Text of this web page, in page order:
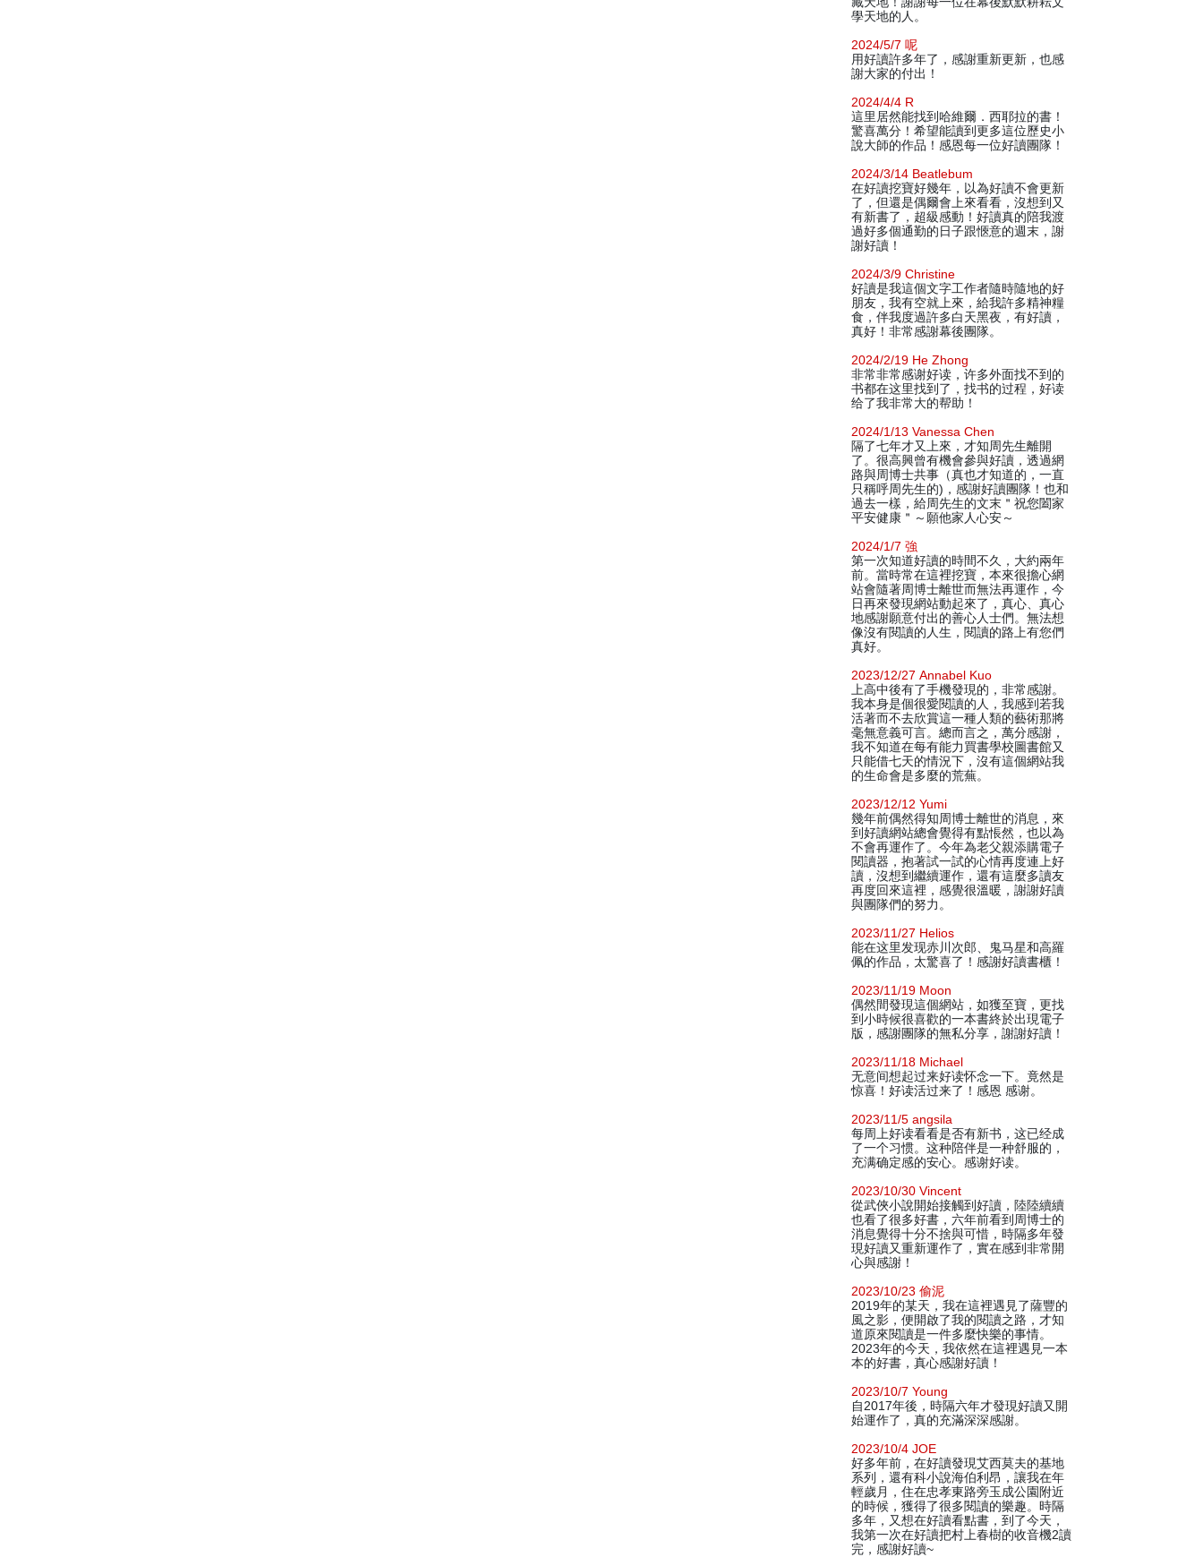
學天地的人。
2024/5/7 呢
用好讀許多年了，感謝重新更新，也感
謝大家的付出！
2024/4/4 R
這里居然能找到哈維爾．西耶拉的書！
驚喜萬分！希望能讀到更多這位歷史小
說大師的作品！感恩每一位好讀團隊！
2024/3/14 Beatlebum
在好讀挖寶好幾年，以為好讀不會更新
了，但還是偶爾會上來看看，沒想到又
有新書了，超級感動！好讀真的陪我渡
過好多個通勤的日子跟愜意的週末，謝
謝好讀！
2024/3/9 Christine
好讀是我這個文字工作者隨時隨地的好
朋友，我有空就上來，給我許多精神糧
食，伴我度過許多白天黑夜，有好讀，
真好！非常感謝幕後團隊。
2024/2/19 He Zhong
非常非常感谢好读，许多外面找不到的
书都在这里找到了，找书的过程，好读
给了我非常大的帮助！
2024/1/13 Vanessa Chen
隔了七年才又上來，才知周先生離開
了。很高興曾有機會參與好讀，透過網
路與周博士共事（真也才知道的，一直
只稱呼周先生的)，感謝好讀團隊！也和
過去一樣，給周先生的文末＂祝您闔家
平安健康＂～願他家人心安～
2024/1/7 強
第一次知道好讀的時間不久，大約兩年
前。當時常在這裡挖寶，本來很擔心網
站會隨著周博士離世而無法再運作，今
日再來發現網站動起來了，真心、真心
地感謝願意付出的善心人士們。無法想
像沒有閱讀的人生，閱讀的路上有您們
真好。
2023/12/27 Annabel Kuo
上高中後有了手機發現的，非常感謝。
我本身是個很愛閱讀的人，我感到若我
活著而不去欣賞這一種人類的藝術那將
毫無意義可言。總而言之，萬分感謝，
我不知道在每有能力買書學校圖書館又
只能借七天的情況下，沒有這個網站我
的生命會是多麼的荒蕪。
2023/12/12 Yumi
幾年前偶然得知周博士離世的消息，來
到好讀網站總會覺得有點悵然，也以為
不會再運作了。今年為老父親添購電子
閱讀器，抱著試一試的心情再度連上好
讀，沒想到繼續運作，還有這麼多讀友
再度回來這裡，感覺很溫暖，謝謝好讀
與團隊們的努力。
2023/11/27 Helios
能在这里发现赤川次郎、鬼马星和高羅
佩的作品，太驚喜了！感謝好讀書櫃！
2023/11/19 Moon
偶然間發現這個網站，如獲至寶，更找
到小時候很喜歡的一本書終於出現電子
版，感謝團隊的無私分享，謝謝好讀！
2023/11/18 Michael
无意间想起过来好读怀念一下。竟然是
惊喜！好读活过来了！感恩 感谢。
2023/11/5 angsila
每周上好读看看是否有新书，这已经成
了一个习惯。这种陪伴是一种舒服的，
充满确定感的安心。感谢好读。
2023/10/30 Vincent
從武俠小說開始接觸到好讀，陸陸續續
也看了很多好書，六年前看到周博士的
消息覺得十分不捨與可惜，時隔多年發
現好讀又重新運作了，實在感到非常開
心與感謝！
2023/10/23 偷泥
2019年的某天，我在這裡遇見了薩豐的
風之影，便開啟了我的閱讀之路，才知
道原來閱讀是一件多麼快樂的事情。
2023年的今天，我依然在這裡遇見一本
本的好書，真心感謝好讀！
2023/10/7 Young
自2017年後，時隔六年才發現好讀又開
始運作了，真的充滿深深感謝。
2023/10/4 JOE
好多年前，在好讀發現艾西莫夫的基地
系列，還有科小說海伯利昂，讓我在年
輕歲月，住在忠孝東路旁玉成公園附近
的時候，獲得了很多閱讀的樂趣。時隔
多年，又想在好讀看點書，到了今天，
我第一次在好讀把村上春樹的收音機2讀
完，感謝好讀~